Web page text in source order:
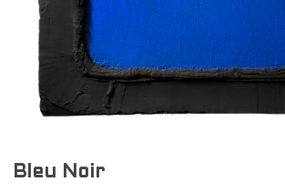
Bleu Noir